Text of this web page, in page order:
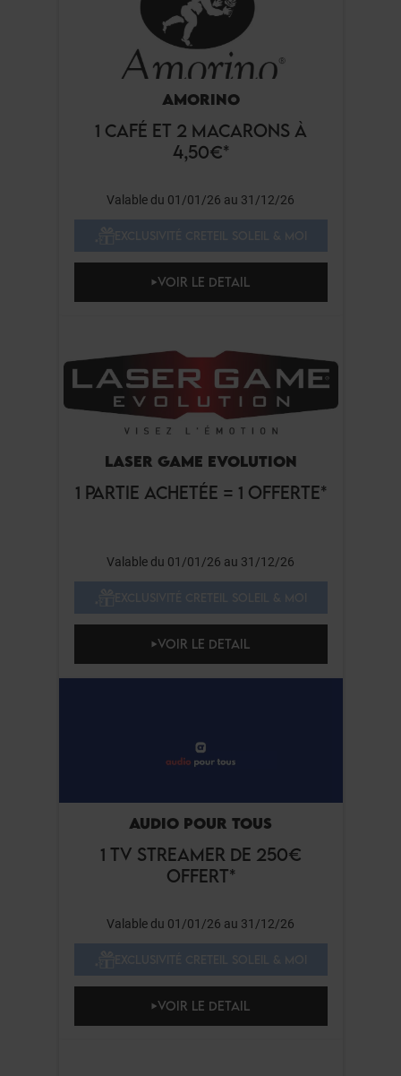
AMORINO
1 CAFÉ ET 2 MACARONS À
4,50€*
Valable du 01/01/26 au 31/12/26
VOIR LE DETAIL
LASER GAME EVOLUTION
1 PARTIE ACHETÉE = 1 OFFERTE*
Valable du 01/01/26 au 31/12/26
VOIR LE DETAIL
AUDIO POUR TOUS
1 TV STREAMER DE 250€
OFFERT*
Valable du 01/01/26 au 31/12/26
VOIR LE DETAIL